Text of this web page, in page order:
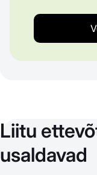
Liitu
usaldavad